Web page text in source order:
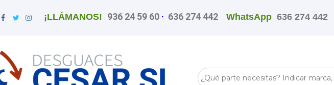
¡LLÁMANOS! 936 24 59 60 · 636 274 442 WhatsApp636 274 442